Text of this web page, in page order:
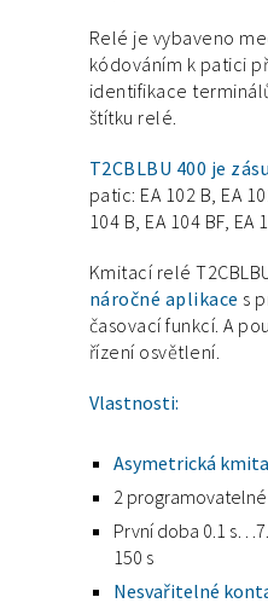
Relé je vybaveno
kódováním k patici
identifikace
štítku relé.
T2CBLBU 400 je
patic: EA 102 B, EA
104 B, EA 104 BF, EA
Kmitací relé
náročné aplikace s
časovací funkcí. A
řízení osvětlení.
Vlastnosti:
Asymetrická
2
První doba 0.1
150 s
Nesvařitelné